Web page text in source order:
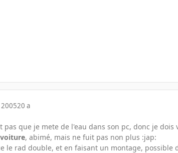
20 a
pas que je mete de l'eau dans son pc, donc je dois
, abimé, mais ne fuit pas non plus :jap:
le rad double, et en faisant un montage, possible